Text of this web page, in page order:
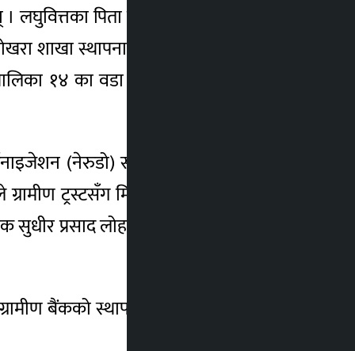
पिता फादर अफ माइक्रोफाइनान्स
शाखा स्थापना गरेको हो । शाखा कार्यालय
१४ का वडा अध्यक्ष प्रेम कार्कीको विशेष
(नेरुडो) सँग दशकौँ पुरानो सम्बन्धको
ट्रस्टसँग मिलेर विपन्न वर्गको उत्थानका
सुधीर प्रसाद लोहनीले युनुस–पोखरा शाखाको
बैंकको स्थापना र लघु ऋण र लघुवित्तको